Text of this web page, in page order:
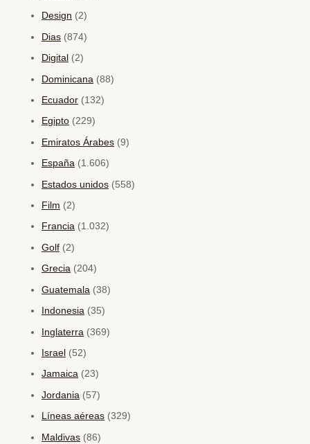
Design (2)
Dias (874)
Digital (2)
Dominicana (88)
Ecuador (132)
Egipto (229)
Emiratos Árabes (9)
España (1.606)
Estados unidos (558)
Film (2)
Francia (1.032)
Golf (2)
Grecia (204)
Guatemala (38)
Indonesia (35)
Inglaterra (369)
Israel (52)
Jamaica (23)
Jordania (57)
Líneas aéreas (329)
Maldivas (86)